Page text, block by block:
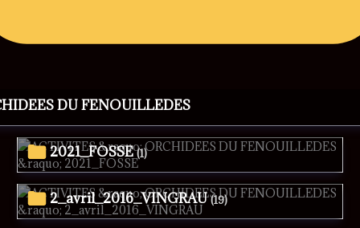
DU FENOUILLEDES
2021_FOSSE (1)
2_avril_2016_VINGRAU (19)